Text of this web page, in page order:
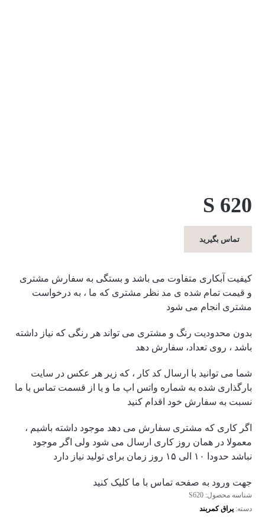
S 620
تماس بگیرید
کیفیت آبکاری متفاوت می باشد و بستگی به سفارش مشتری
و قیمت تمام شده ی مد نظر مشتری که ما ، به درخواست
مشتری انجام می شود
بدون محدودیت رنگ و مشتری می تواند هر رنگی که نیاز داشته
باشد ، روی تعداد، سفارش دهد
شما می توانید با ارسال کد کار ، که زیر هر عکس در سایت
بارگذاری شده به شماره واتس اپ ما و یا از قسمت تماس با ما
نسبت به سفارش خود اقدام کنید
اگر کاری که مشتری سفارش می دهد موجود داشته باشیم ،
معمولا در همان روز کاری ارسال می شود ولی اگر موجود
نباشد حدودا ۱۰ الی ۱۵ روز زمان برای تولید نیاز دارد
جهت ورود به صفحه تماس با ما کلیک کنید
شناسه محصول:S620
دسته:یراق کمربند